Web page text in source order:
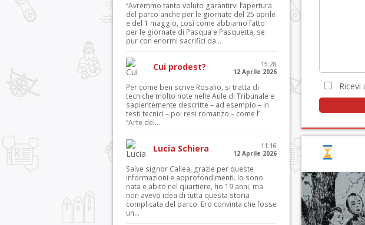
“Avremmo tanto voluto garantirvi l’apertura
del parco anche per le giornate del 25 aprile
e del 1 maggio, così come abbiamo fatto
per le giornate di Pasqua e Pasquetta, se
pur con enormi sacrifici da...
Cui prodest?
15:28
12 Aprile 2026
Per come ben scrive Rosalio, si tratta di
tecniche molto note nelle Aule di Tribunale e
sapientemente descritte – ad esempio – in
testi tecnici – poi resi romanzo – come l’
“Arte del...
Lucia Schiera
11:16
12 Aprile 2026
Salve signor Callea, grazie per queste
informazioni e approfondimenti. Io sono
nata e abito nel quartiere, ho 19 anni, ma
non avevo idea di tutta questa storia
complicata del parco. Ero convinta che fosse
un...